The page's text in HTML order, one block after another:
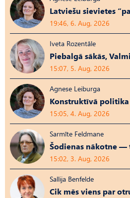
Latviešu sievietes
19:46, 6. Aug, 2026
Iveta Rozentāle
Piebalgā sākās,
15:07, 5. Aug, 2026
Agnese Leiburga
Konstruktīvā politika
15:05, 4. Aug, 2026
Sarmīte Feldmane
Šodienas nākotne —
15:02, 3. Aug, 2026
Sallija Benfelde
Cik mēs viens par